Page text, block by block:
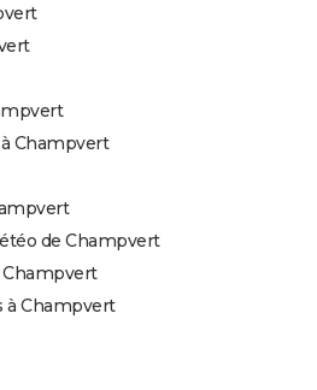
Champvert
de Champvert
Champvert
à Champvert